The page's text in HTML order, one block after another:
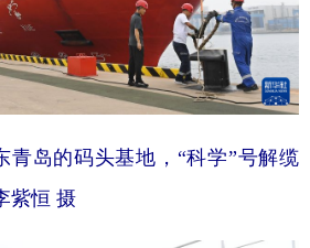
青岛的码头基地，“科学”号解缆
紫恒 摄